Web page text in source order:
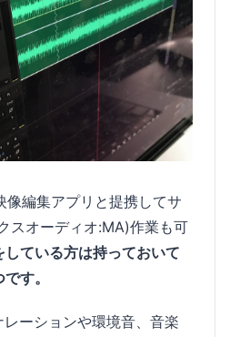
編集アプリと提携してサ
スオーディオ:MA)作業も可
している方は持っておいて
す。
ーションや環境音、音楽